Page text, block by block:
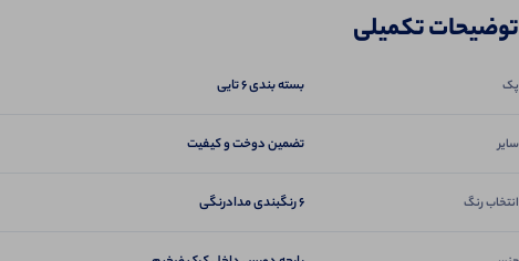
توضیحات تکمیلی
پک بسته بندی 6 تایی
سایر تضمین دوخت و کیفیت
انتخاب رنگ 6 رنگبندی مدادرنگی